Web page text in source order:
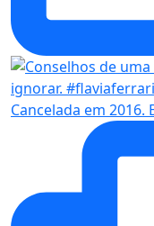
Cancelada em 2016.